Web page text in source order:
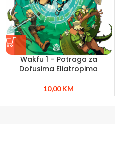
Wakfu 1 – Potraga za
Dofusima Eliatropima
10,00KM